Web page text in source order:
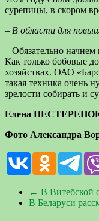
сурепицы, в скором
– В области для
– Обязательно начнем
Как только бобовые
хозяйствах. ОАО
такая техника очень
зрелости собирать и
Елена
Фото Александра
← В Витебской
В Беларуси